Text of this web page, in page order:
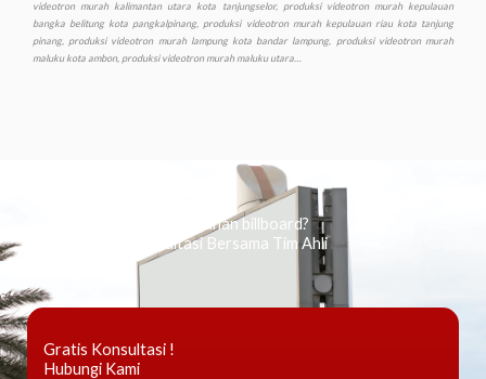
Ingin tahu tentang periklanan billboard?
Kami Berikan Konsultasi Bersama Tim Ahli
Gratis Konsultasi !
Hubungi Kami